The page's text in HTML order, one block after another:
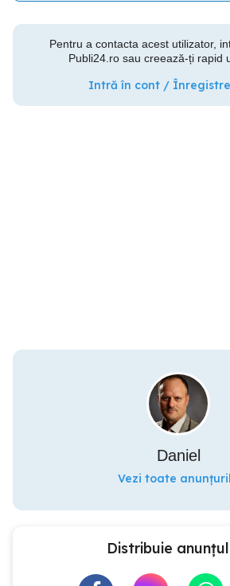
Pentru a contacta acest utilizator,
Publi24.ro sau creează-ți rapid
Intră în cont /
Daniel
Vezi toate
Distribuie